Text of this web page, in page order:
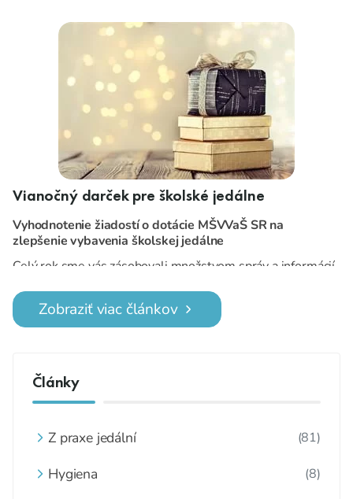
Vianočný darček pre školské jedálne
Vyhodnotenie žiadostí o dotácie MŠVVaŠ SR na
zlepšenie vybavenia školskej jedálne
Celý rok sme vás zásobovali množstvom správ a informácií,
ochorením COVID 19.Dnes vám prinášame konečne
jednu pozitívnu správu.
Bolo rozhodnuté, vybrané školské jedálne získajú dotácie
Zobraziť viac článkov
Články
Z praxe jedální (81)
Hygiena (8)